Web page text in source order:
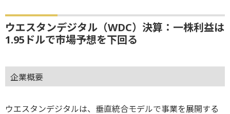
ウエスタンデジタル（WDC）決算：一株利益は
1.95ドルで市場予想を下回る
企業概要
ウエスタンデジタルは、垂直統合モデルで事業を展開する